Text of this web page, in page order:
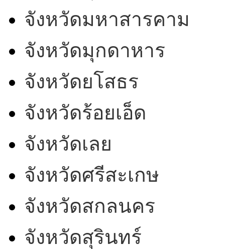
จังหวัดมหาสารคาม
จังหวัดมุกดาหาร
จังหวัดยโสธร
จังหวัดร้อยเอ็ด
จังหวัดเลย
จังหวัดศรีสะเกษ
จังหวัดสกลนคร
จังหวัดสุรินทร์